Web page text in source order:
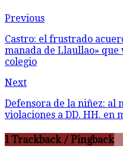
Previous
Castro: el frustrado
manada de Llaullao» que
colegio
Next
Defensora de la niñez: al
violaciones a DD. HH. en
1 Trackback / Pingback